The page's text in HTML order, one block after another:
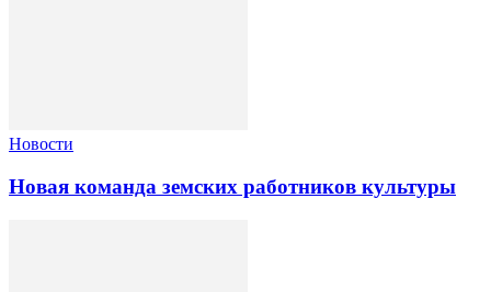
Новости
Новая команда земских работников культуры